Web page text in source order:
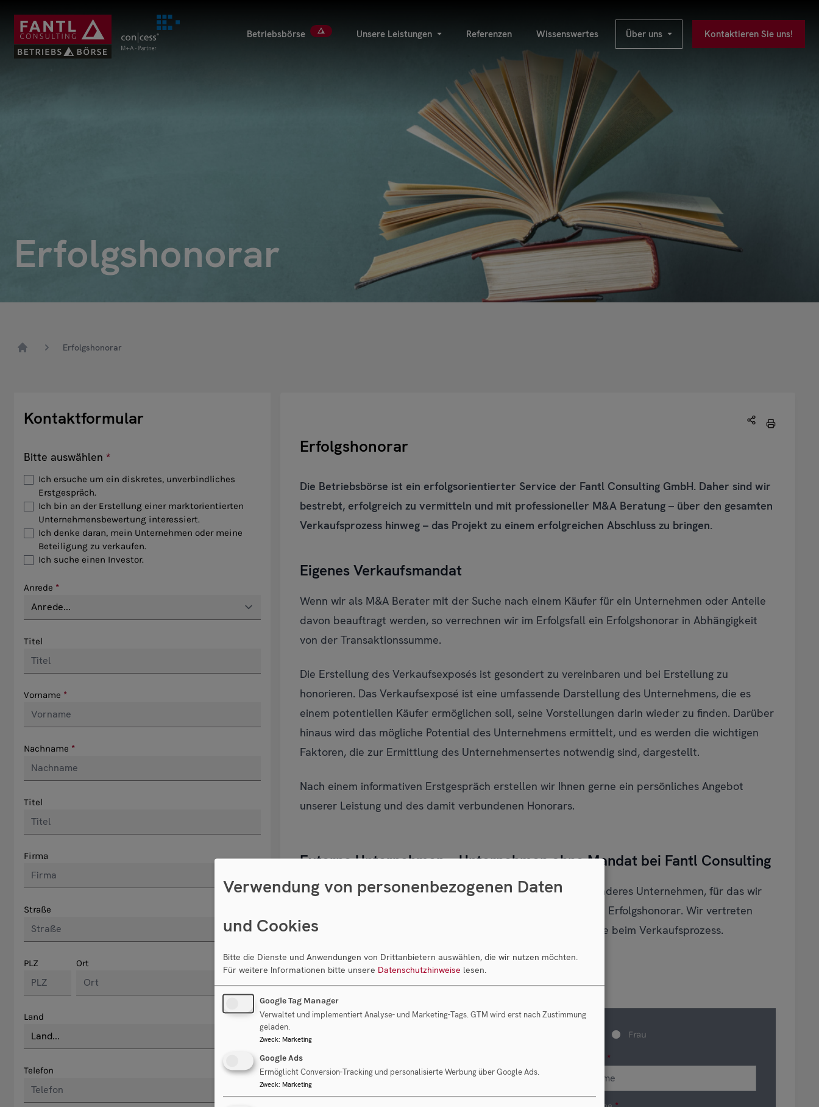
Inhalt
Betriebsbörse Unsere Leistungen Referenzen Wissenswertes Über uns Kontaktieren Sie uns!
Erfolgshonorar
Erfolgshonorar
Kontaktformular
Bitte auswählen
Ich ersuche um ein diskretes, unverbindliches
Erstgespräch.
Ich bin an der Erstellung einer marktorientierten
Unternehmensbewertung interessiert.
Ich denke daran, mein Unternehmen oder meine
Beteiligung zu verkaufen.
Ich suche einen Investor.
Anrede
Titel
Vorname
Nachname
Titel
Firma
Straße
PLZ Ort
Land
Telefon
Erfolgshonorar
Die Betriebsbörse ist ein erfolgsorientierter Service der Fantl Consulting GmbH. Daher sind wir
bestrebt, erfolgreich zu vermitteln und mit professioneller M&A Beratung – über den gesamten
Verkaufsprozess hinweg – das Projekt zu einem erfolgreichen Abschluss zu bringen.
Eigenes Verkaufsmandat
Wenn wir als M&A Berater mit der Suche nach einem Käufer für ein Unternehmen oder Anteile
davon beauftragt werden, so verrechnen wir im Erfolgsfall ein Erfolgshonorar in Abhängigkeit
von der Transaktionssumme.
Die Erstellung des Verkaufsexposés ist gesondert zu vereinbaren und bei Erstellung zu
honorieren. Das Verkaufsexposé ist eine umfassende Darstellung des Unternehmens, die es
einem potentiellen Käufer ermöglichen soll, seine Vorstellungen darin wieder zu finden. Darüber
hinaus wird das mögliche Potential des Unternehmens ermittelt, und es werden die wichtigen
Faktoren, die zur Ermittlung des Unternehmensertes notwendig sind, dargestellt.
Nach einem informativen Erstgespräch erstellen wir Ihnen gerne ein persönliches Angebot
unserer Leistung und des damit verbundenen Honorars.
Externe Unternehmen – Unternehmen ohne Mandat bei Fantl Consulting
Unternehmen von einem unserer con|cess-Partner oder ein anderes Unternehmen, für das wir
keinen Verkaufsauftrag haben, vermitteln wir gerne gegen ein Erfolgshonorar. Wir vertreten
dabei Ihre Interessen als Käufer und beraten und begleiten Sie beim Verkaufsprozess.
Der Betriebsbörse-
Frau
Verwendung von personenbezogenen Daten
und Cookies
Bitte die Dienste und Anwendungen von Drittanbietern auswählen, die wir nutzen möchten.
Für weitere Informationen bitte unsere Datenschutzhinweise lesen.
Google Tag Manager
Verwaltet und implementiert Analyse- und Marketing-Tags. GTM wird erst nach Zustimmung
geladen.
Zweck: Marketing
Google Ads
Ermöglicht Conversion-Tracking und personalisierte Werbung über Google Ads.
Zweck: Marketing